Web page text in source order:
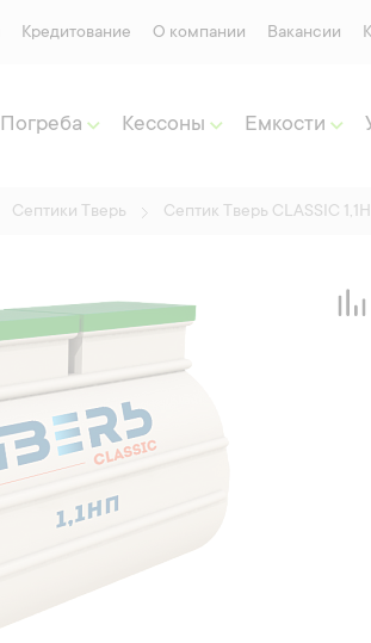
Кредитование О компании Вакансии
Погреба Кессоны Емкости
Септики Тверь Септик Тверь CLASSIC